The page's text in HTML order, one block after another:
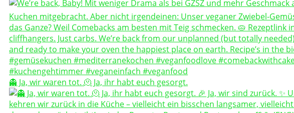
👻 Ja, wir waren tot. 🫠 Ja, ihr habt euch gesorgt.